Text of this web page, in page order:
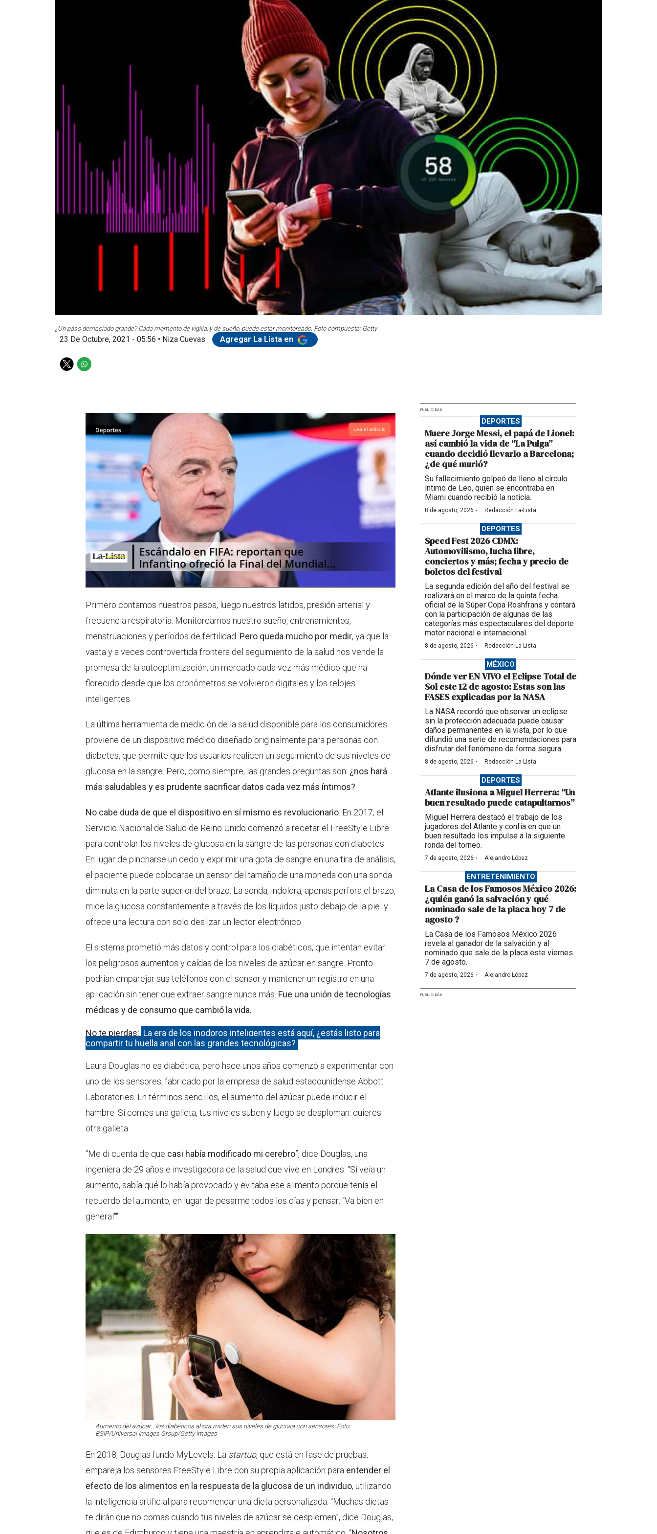
¿Un paso demasiado grande? Cada momento de vigilia, y de sueño, puede estar monitoreado. Foto compuesta: Getty
23 De Octubre, 2021 - 05:56 • Niza Cuevas Agregar La Lista en
T
W
p
Lea el artículo
Primero contamos nuestros pasos, luego nuestros latidos, presión arterial y
frecuencia respiratoria. Monitoreamos nuestro sueño, entrenamientos,
menstruaciones y períodos de fertilidad. Pero queda mucho por medir, ya que la
vasta y a veces controvertida frontera del seguimiento de la salud nos vende la
promesa de la autooptimización, un mercado cada vez más médico que ha
florecido desde que los cronómetros se volvieron digitales y los relojes
inteligentes.
La última herramienta de medición de la salud disponible para los consumidores
proviene de un dispositivo médico diseñado originalmente para personas con
diabetes, que permite que los usuarios realicen un seguimiento de sus niveles de
glucosa en la sangre. Pero, como siempre, las grandes preguntas son: ¿nos hará
más saludables y es prudente sacrificar datos cada vez más íntimos?
No cabe duda de que el dispositivo en sí mismo es revolucionario . En 2017, el
Servicio Nacional de Salud de Reino Unido comenzó a recetar el FreeStyle Libre
para controlar los niveles de glucosa en la sangre de las personas con diabetes.
En lugar de pincharse un dedo y exprimir una gota de sangre en una tira de análisis,
el paciente puede colocarse un sensor del tamaño de una moneda con una sonda
diminuta en la parte superior del brazo. La sonda, indolora, apenas perfora el brazo,
mide la glucosa constantemente a través de los líquidos justo debajo de la piel y
ofrece una lectura con solo deslizar un lector electrónico.
El sistema prometió más datos y control para los diabéticos, que intentan evitar
los peligrosos aumentos y caídas de los niveles de azúcar en sangre. Pronto
podrían emparejar sus teléfonos con el sensor y mantener un registro en una
aplicación sin tener que extraer sangre nunca más. Fue una unión de tecnologías
médicas y de consumo que cambió la vida.
No te pierdas: La era de los inodoros inteligentes está aquí, ¿estás listo para
compartir tu huella anal con las grandes tecnológicas?
Laura Douglas no es diabética, pero hace unos años comenzó a experimentar con
uno de los sensores, fabricado por la empresa de salud estadounidense Abbott
Laboratories. En términos sencillos, el aumento del azúcar puede inducir el
hambre. Si comes una galleta, tus niveles suben y luego se desploman: quieres
otra galleta.
“Me di cuenta de que casi había modificado mi cerebro”, dice Douglas, una
ingeniera de 29 años e investigadora de la salud que vive en Londres. “Si veía un
aumento, sabía qué lo había provocado y evitaba ese alimento porque tenía el
recuerdo del aumento, en lugar de pesarme todos los días y pensar: “Va bien en
general"".
Aumento del azúcar… los diabéticos ahora miden sus niveles de glucosa con sensores. Foto:
BSIP/Universal Images Group/Getty Images
En 2018, Douglas fundó MyLevels. La startup, que está en fase de pruebas,
empareja los sensores FreeStyle Libre con su propia aplicación para entender el
efecto de los alimentos en la respuesta de la glucosa de un individuo, utilizando
la inteligencia artificial para recomendar una dieta personalizada. “Muchas dietas
te dirán que no comas cuando tus niveles de azúcar se desplomen”, dice Douglas,
PUBLICIDAD
DEPORTES
Muere Jorge Messi, el papá de Lionel:
así cambió la vida de “La Pulga”
cuando decidió llevarlo a Barcelona;
¿de qué murió?
Su fallecimiento golpeó de lleno al círculo
íntimo de Leo, quien se encontraba en
Miami cuando recibió la noticia.
8 de agosto, 2026 · Redacción La-Lista
DEPORTES
Speed Fest 2026 CDMX:
Automovilismo, lucha libre,
conciertos y más; fecha y precio de
boletos del festival
La segunda edición del año del festival se
realizará en el marco de la quinta fecha
oficial de la Súper Copa Roshfrans y contará
con la participación de algunas de las
categorías más espectaculares del deporte
motor nacional e internacional.
8 de agosto, 2026 · Redacción La-Lista
MÉXICO
Dónde ver EN VIVO el Eclipse Total de
Sol este 12 de agosto: Estas son las
FASES explicadas por la NASA
La NASA recordó que observar un eclipse
sin la protección adecuada puede causar
daños permanentes en la vista, por lo que
difundió una serie de recomendaciones para
disfrutar del fenómeno de forma segura
8 de agosto, 2026 · Redacción La-Lista
DEPORTES
Atlante ilusiona a Miguel Herrera: “Un
buen resultado puede catapultarnos”
Miguel Herrera destacó el trabajo de los
jugadores del Atlante y confía en que un
buen resultado los impulse a la siguiente
ronda del torneo.
7 de agosto, 2026 · Alejandro López
ENTRETENIMIENTO
La Casa de los Famosos México 2026:
¿quién ganó la salvación y qué
nominado sale de la placa hoy 7 de
agosto ?
La Casa de los Famosos México 2026
revela al ganador de la salvación y al
nominado que sale de la placa este viernes
7 de agosto.
7 de agosto, 2026 · Alejandro López
PUBLICIDAD